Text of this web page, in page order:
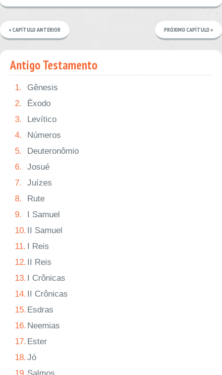
« CAPÍTULO ANTERIOR PRÓXIMO CAPÍTULO »
Antigo Testamento
1.
Gênesis
2.
Êxodo
3.
Levítico
4.
Números
5.
Deuteronômio
6.
Josué
7.
Juízes
8.
Rute
9.
I Samuel
10. II Samuel
11. I Reis
12. II Reis
13. I Crônicas
14. II Crônicas
15. Esdras
16. Neemias
17. Ester
18.Jó